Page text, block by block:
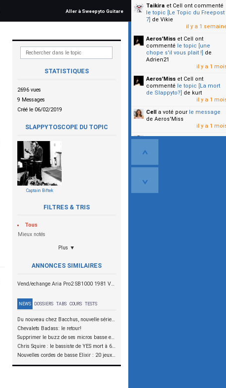
Aller à Sweepyto Guitare
STATISTIQUES
2696 vues
9 Messages
Créé le 06/02/2019
SLAPPYTOSCOPE DU TOPIC
Captain Biftek
FILTRES & TRIS
Tous
Mieux notés
Plus ▼
ANNONCES SIMILAIRES
Vend/echange Aria Pro2 SB1000 1981 Vendue
NEWS DOSSIERS TABS COURS TESTS
Du nouveau chez Bacchus, nouvelle série SCD
Chevalets Badass: le retour!
Supprimer le buzz de ses micros basse en reliant les aimants à la masse
Chris Squire : le bassiste de YES mort à 67 ans
Nouvelles cordes de basse Elixir : 20 jeux à tester !
Taikira et Cell ont commenté
le topic [Le Topic du Freepost
7] de Vikie
il y a 1
Aeros'Miss et Cell ont
commenté le topic [une
chope s'il vous plait !] de
Adrien21
il y a 1
Aeros'Miss et Cell ont
commenté le topic [La mort
de Slappyto?] de kurt
il y a 1
Cell a voté pour le message
de Aeros'Miss
il y a 1
Cella voté pourle message